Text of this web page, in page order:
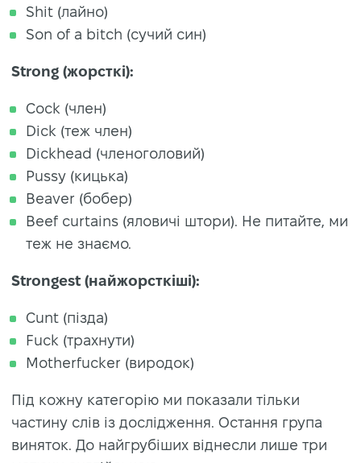
Shit (лайно)
Son of a bitch (сучий син)
Strong (жорсткі):
Cock (член)
Dick (теж член)
Dickhead (членоголовий)
Pussy (кицька)
Beaver (бобер)
Beef curtains (яловичі штори). Не питайте, ми
теж не знаємо.
Strongest (найжорсткіші):
Cunt (пізда)
Fuck (трахнути)
Motherfucker (виродок)
Під кожну категорію ми показали тільки
частину слів із дослідження. Остання група
виняток. До найгрубіших віднесли лише три